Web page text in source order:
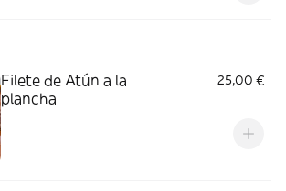
Filete de Atún a la
plancha
25,00 €